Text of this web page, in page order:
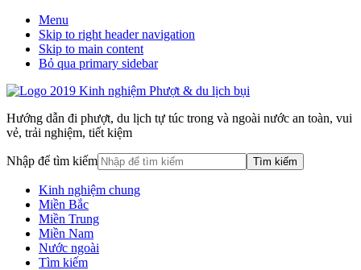
Menu
Skip to right header navigation
Skip to main content
Bỏ qua primary sidebar
Hướng dẫn đi phượt, du lịch tự túc trong và ngoài nước an toàn, vui
vẻ, trải nghiệm, tiết kiệm
Nhập để tìm kiếm
Kinh nghiệm chung
Miền Bắc
Miền Trung
Miền Nam
Nước ngoài
Tìm kiếm